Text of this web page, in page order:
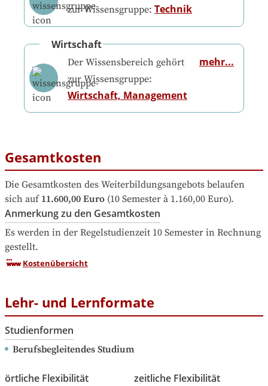
zur Wissensgruppe: Technik
Wirtschaft
Der Wissensbereich gehört
zur Wissensgruppe:
Wirtschaft, Management
mehr...
Gesamtkosten
Die Gesamtkosten des Weiterbildungsangebots belaufen
sich auf 11.600,00 Euro (10 Semester à 1.160,00 Euro).
Anmerkung zu den Gesamtkosten
Es werden in der Regelstudienzeit 10 Semester in Rechnung
gestellt.
Kostenübersicht
Lehr- und Lernformate
Studienformen
Berufsbegleitendes Studium
örtliche Flexibilität zeitliche Flexibilität